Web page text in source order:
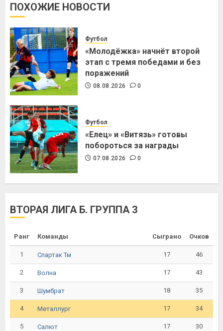
ПОХОЖИЕ НОВОСТИ
Футбол
«Молодёжка» начнёт второй
этап с тремя победами и без
поражений
08.08.2026 0
Футбол
«Елец» и «Витязь» готовы
побороться за награды
07.08.2026 0
ВТОРАЯ ЛИГА Б. ГРУППА 3
Ранг Команды Сыграно Очков
1 Спартак Тм 17 46
2 Волна 17 43
3 Шумбрат 18 35
4 Металлург 17 34
5 Салют 17 30